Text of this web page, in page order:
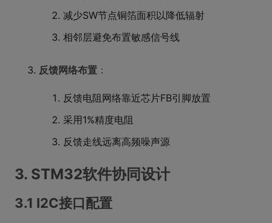
减少SW节点铜箔面积以降低辐射
相邻层避免布置敏感信号线
反馈网络布置 ：
反馈电阻网络靠近芯片FB引脚放置
采用1%精度电阻
反馈走线远离高频噪声源
3. STM32软件协同设计
3.1 I2C接口配置